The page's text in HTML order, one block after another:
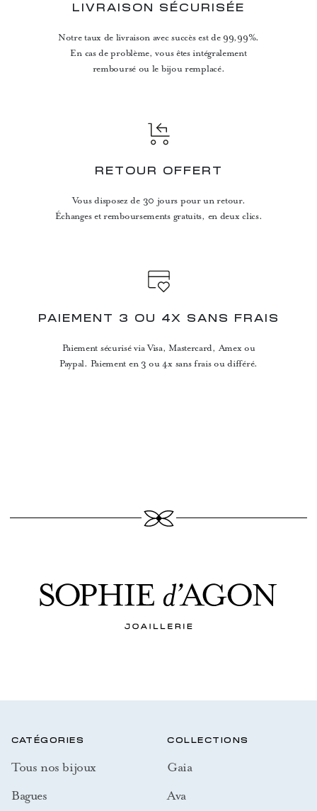
LIVRAISON SÉCURISÉE
Notre taux de livraison avec succès est de 99,99%.
En cas de problème, vous êtes intégralement
remboursé ou le bijou remplacé.
RETOUR OFFERT
Vous disposez de 30 jours pour un retour.
Échanges et remboursements gratuits, en deux clics.
PAIEMENT 3 OU 4X SANS FRAIS
Paiement sécurisé via Visa, Mastercard, Amex ou
Paypal. Paiement en 3 ou 4x sans frais ou différé.
CATÉGORIES
Tous nos bijoux
Bagues
COLLECTIONS
Gaia
Ava